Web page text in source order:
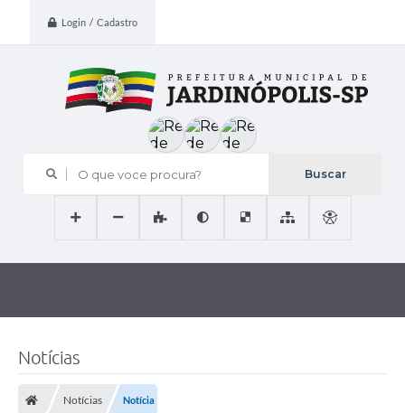
Login / Cadastro
O que voce procura?
Notícias
Notícias Notícia